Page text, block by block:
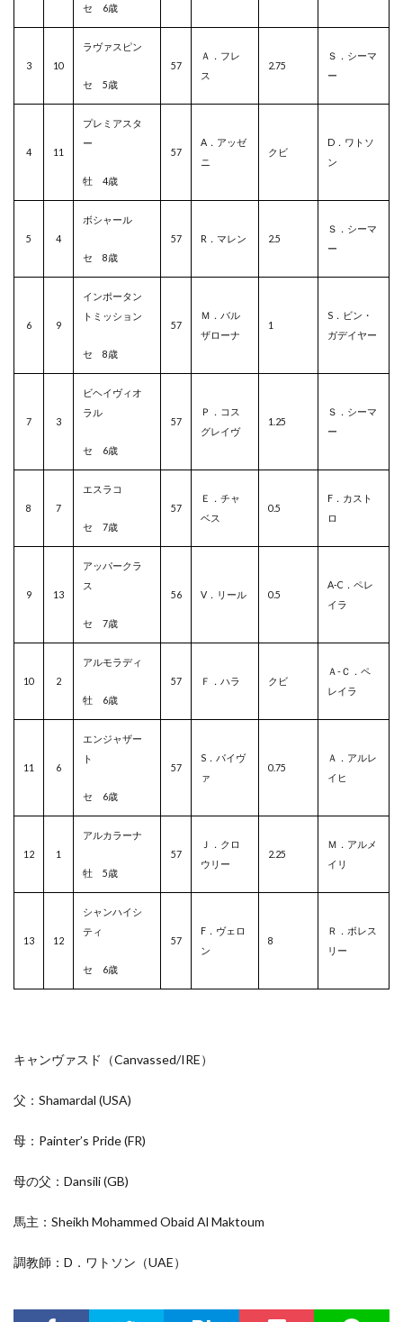
セ 6歳
3 10
ラヴァスピン
セ 5歳
57
Ａ．フレ
ス
2.75
Ｓ．シーマ
ー
4 11
プレミアスタ
ー
牡 4歳
57
A．アッゼ
ニ
クビ
D．ワトソ
ン
5 4
ボシャール
セ 8歳
57 R．マレン 2.5
Ｓ．シーマ
ー
6 9
インポータン
トミッション
セ 8歳
57
Ｍ．バル
ザローナ
1
S．ビン・
ガデイヤー
7 3
ビヘイヴィオ
ラル
セ 6歳
57
Ｐ．コス
グレイヴ
1.25
Ｓ．シーマ
ー
8 7
エスラコ
セ 7歳
57
Ｅ．チャ
ベス
0.5
F．カスト
ロ
9 13
アッパークラ
ス
セ 7歳
56 V．リール 0.5
A-C．ペレ
イラ
10 2
アルモラディ
牡 6歳
57 Ｆ．ハラ クビ
Ａ-Ｃ．ペ
レイラ
11 6
エンジャザー
ト
セ 6歳
57
S．パイヴ
ァ
0.75
Ａ．アルレ
イヒ
12 1
アルカラーナ
牡 5歳
57
Ｊ．クロ
ウリー
2.25
Ｍ．アルメ
イリ
13 12
シャンハイシ
ティ
セ 6歳
57
F．ヴェロ
ン
8
Ｒ．ボレス
リー
キャンヴァスド（Canvassed/IRE）
父：Shamardal (USA)
母：Painter’s Pride(FR)
母の父：Dansili(GB)
馬主：Sheikh Mohammed Obaid Al Maktoum
調教師：D．ワトソン（UAE）